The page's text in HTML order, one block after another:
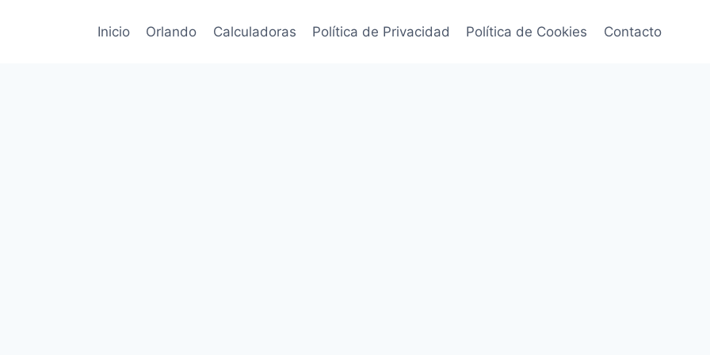
Inicio Orlando Calculadoras Política de Privacidad Política de Cookies Contacto